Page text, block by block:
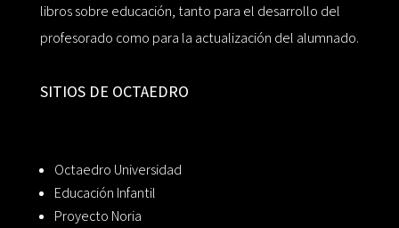
libros sobre educación, tanto para el desarrollo del
profesorado como para la actualización del alumnado.
SITIOS DE OCTAEDRO
Octaedro Universidad
Educación Infantil
Proyecto Noria